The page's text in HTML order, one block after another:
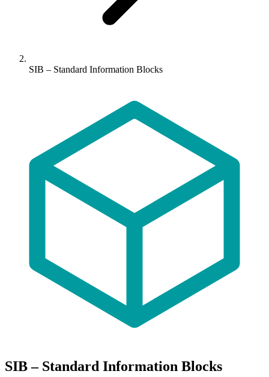
SIB – Standard Information Blocks
SIB – Standard Information Blocks